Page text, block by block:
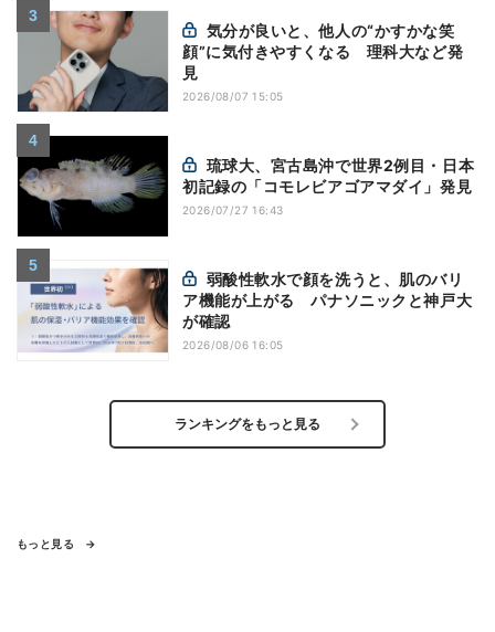
顔”に気付きやすくなる 理科大など発
見
2026/08/07 15:05
初記録の「コモレビアゴアマダイ」発見
2026/07/27 16:43
ア機能が上がる パナソニックと神戸大
が確認
2026/08/06 16:05
ランキングをもっと見る
もっと見る